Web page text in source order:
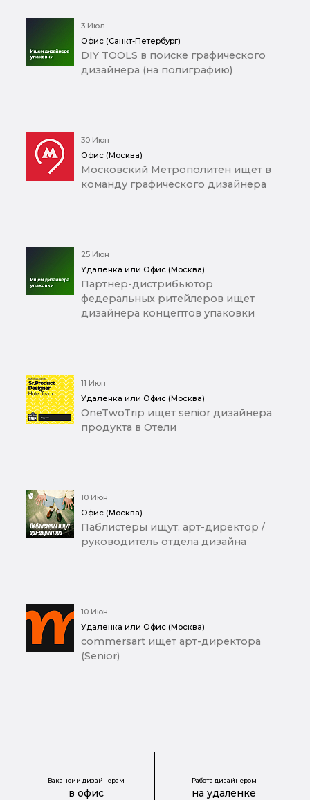
3 Июл
Офис (Санкт-Петербург)
DIY TOOLS в поиске графического
дизайнера (на полиграфию)
30 Июн
Офис (Москва)
Московский Метрополитен ищет в
команду графического дизайнера
25 Июн
Удаленка или Офис (Москва)
Партнер-дистрибьютор
федеральных ритейлеров ищет
дизайнера концептов упаковки
11 Июн
Удаленка или Офис (Москва)
OneTwoTrip ищет senior дизайнера
продукта в Отели
10 Июн
Офис (Москва)
Паблистеры ищут: арт-директор /
руководитель отдела дизайна
10 Июн
Удаленка или Офис (Москва)
commersart ищет арт-директора
(Senior)
Вакансии дизайнерам
в офис
Работа дизайнером
на удаленке